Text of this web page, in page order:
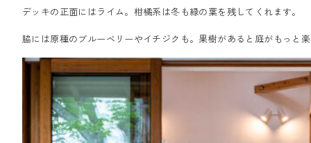
デッキの正面にはライム。柑橘系は冬も緑の葉を残してくれます。
脇には原種のブルーベリーやイチジクも。果樹があると庭がもっと